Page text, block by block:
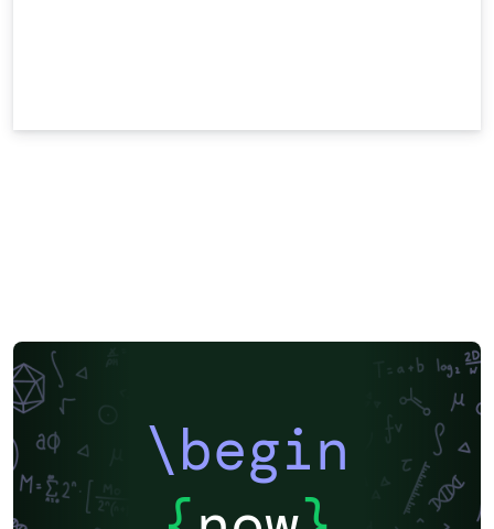
\begin